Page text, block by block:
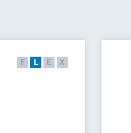
F L E X